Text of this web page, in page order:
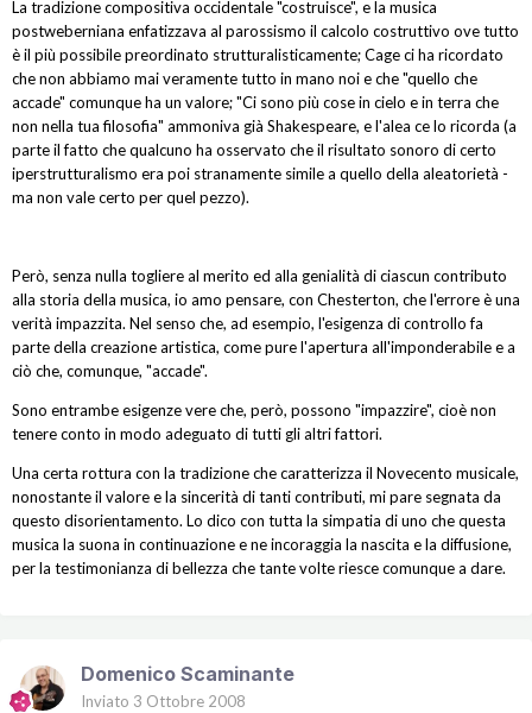
La tradizione compositiva occidentale "costruisce", e la musica
postweberniana enfatizzava al parossismo il calcolo costruttivo ove tutto
è il più possibile preordinato strutturalisticamente; Cage ci ha ricordato
che non abbiamo mai veramente tutto in mano noi e che "quello che
accade" comunque ha un valore; "Ci sono più cose in cielo e in terra che
non nella tua filosofia" ammoniva già Shakespeare, e l'alea ce lo ricorda (a
parte il fatto che qualcuno ha osservato che il risultato sonoro di certo
iperstrutturalismo era poi stranamente simile a quello della aleatorietà -
ma non vale certo per quel pezzo).
Però, senza nulla togliere al merito ed alla genialità di ciascun contributo
alla storia della musica, io amo pensare, con Chesterton, che l'errore è una
verità impazzita. Nel senso che, ad esempio, l'esigenza di controllo fa
parte della creazione artistica, come pure l'apertura all'imponderabile e a
ciò che, comunque, "accade".
Sono entrambe esigenze vere che, però, possono "impazzire", cioè non
tenere conto in modo adeguato di tutti gli altri fattori.
Una certa rottura con la tradizione che caratterizza il Novecento musicale,
nonostante il valore e la sincerità di tanti contributi, mi pare segnata da
questo disorientamento. Lo dico con tutta la simpatia di uno che questa
musica la suona in continuazione e ne incoraggia la nascita e la diffusione,
per la testimonianza di bellezza che tante volte riesce comunque a dare.
Domenico Scaminante
Inviato 3 Ottobre 2008